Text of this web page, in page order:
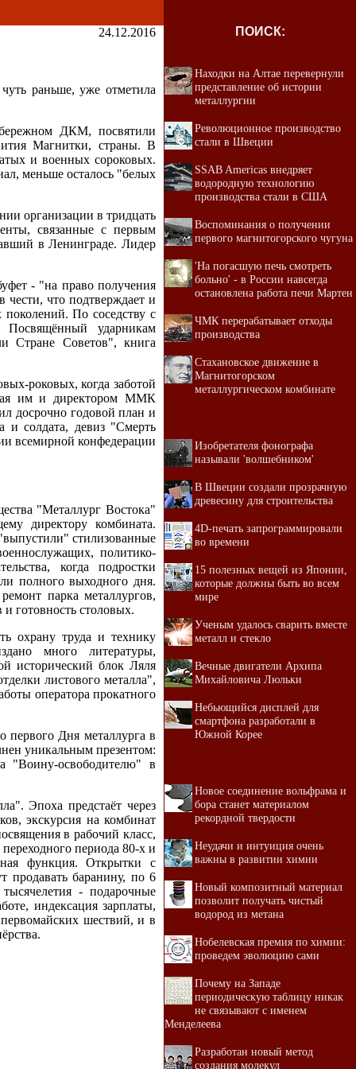
24.12.2016
раньше, уже отметила
ДКМ, посвятили
Магнитки, страны. В
и военных сороковых.
меньше осталось "белых
организации в тридцать
связанные с первым
в Ленинграде. Лидер
- "на право получения
что подтверждает и
По соседству с
Посвящённый ударникам
Стране Советов", книга
роковых, когда заботой
им и директором ММК
досрочно годовой план и
и солдата, девиз "Смерть
всемирной конфедерации
"Металлург Востока"
директору комбината.
стилизованные
политико-
когда подростки
полного выходного дня.
парка металлургов,
готовность столовых.
охрану труда и технику
много литературы,
исторический блок Ляля
листового металла",
оператора прокатного
Дня металлурга в
уникальным презентом:
"Воину-освободителю" в
Эпоха предстаёт через
экскурсия на комбинат
в рабочий класс,
периода 80-х и
функция. Открытки с
продавать баранину, по 6
- подарочные
индексация зарплаты,
шествий, и в
ПОИСК:
Находки на Алтае перевернули
представление об истории
металлургии
Революционное производство
стали в Швеции
SSAB Americas внедряет
водородную технологию
производства стали в США
Воспоминания о получении
первого магнитогорского чугуна
'На погасшую печь смотреть
больно' - в России навсегда
остановлена работа печи Мартен
ЧМК перерабатывает отходы
производства
Стахановское движение в
Магнитогорском
металлургическом комбинате
Изобретателя фонографа
называли 'волшебником'
В Швеции создали прозрачную
древесину для строительства
4D-печать запрограммировали
во времени
15 полезных вещей из Японии,
которые должны быть во всем
мире
Ученым удалось сварить вместе
металл и стекло
Вечные двигатели Архипа
Михайловича Люльки
Небьющийся дисплей для
смартфона разработали в
Южной Корее
Новое соединение вольфрама и
бора станет материалом
рекордной твердости
Неудачи и интуиция очень
важны в развитии химии
Новый композитный материал
позволит получать чистый
водород из метана
Нобелевская премия по химии:
проведем эволюцию сами
Почему на Западе
периодическую таблицу никак
не связывают с именем
Менделеева
Разработан новый метод
создания молекул